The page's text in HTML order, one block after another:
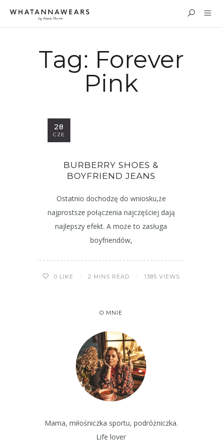
Tag: Forever
Pink
28
CZE
BURBERRY SHOES &
BOYFRIEND JEANS
Ostatnio dochodzę do wniosku,że
najprostsze połączenia najczęściej dają
najlepszy efekt. A może to zasługa
boyfriendów,
0 LIKE 2 MINS READ 1385 VIEWS
O MNIE
Mama, miłośniczka sportu, podróżniczka.
Life lover